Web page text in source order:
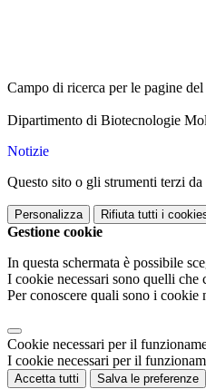
Campo di ricerca per le pagine
Dipartimento di Biotecnologie
Notizie
Questo sito o gli strumenti terzi
Personalizza Rifiuta tutti i
Gestione cookie
In questa schermata è possibile
I cookie necessari sono quelli
Per conoscere quali sono i cookie
Cookie necessari per il
I cookie necessari per il
Accetta tutti Salva le preferenze